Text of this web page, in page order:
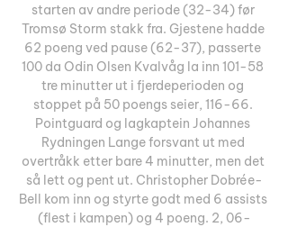
starten av andre periode (32-34) før
Tromsø Storm stakk fra. Gjestene hadde
62 poeng ved pause (62-37), passerte
100 da Odin Olsen Kvalvåg la inn 101-58
tre minutter ut i fjerdeperioden og
stoppet på 50 poengs seier, 116-66.
Pointguard og lagkaptein Johannes
Rydningen Lange forsvant ut med
overtråkk etter bare 4 minutter, men det
så lett og pent ut. Christopher Dobrée-
Bell kom inn og styrte godt med 6 assists
(flest i kampen) og 4 poeng. 2, 06-